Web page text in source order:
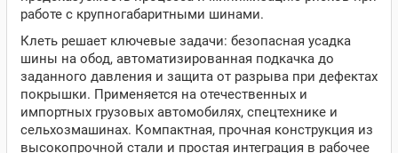
работе с крупногабаритными шинами.
Клеть решает ключевые задачи: безопасная усадка
шины на обод, автоматизированная подкачка до
заданного давления и защита от разрыва при дефектах
покрышки. Применяется на отечественных и
импортных грузовых автомобилях, спецтехнике и
сельхозмашинах. Компактная, прочная конструкция из
высокопрочной стали и простая интеграция в рабочее